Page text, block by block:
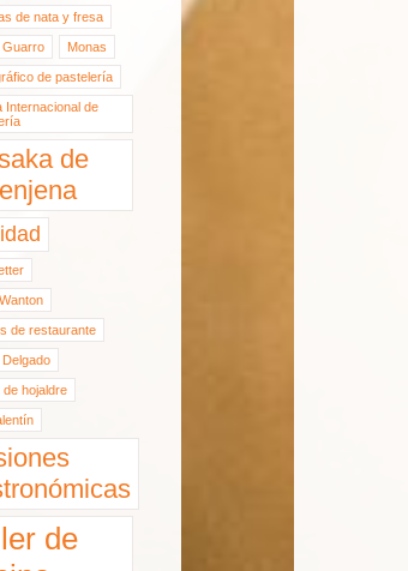
de nata y fresa
Guarro Monas
de pastelería
Internacional de
de
de restaurante
Delgado
de hojaldre
de